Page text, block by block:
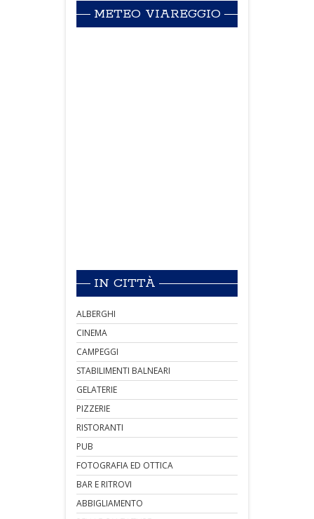
METEO VIAREGGIO
IN CITTÀ
ALBERGHI
CINEMA
CAMPEGGI
STABILIMENTI BALNEARI
GELATERIE
PIZZERIE
RISTORANTI
PUB
FOTOGRAFIA ED OTTICA
BAR E RITROVI
ABBIGLIAMENTO